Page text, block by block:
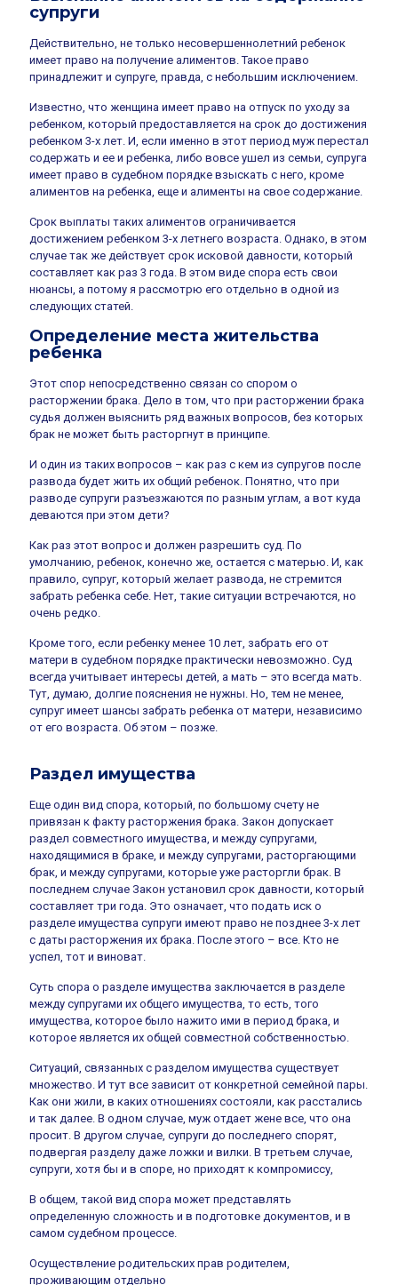
супруги
Действительно, не только несовершеннолетний ребенок
имеет право на получение алиментов. Такое право
принадлежит и супруге, правда, с небольшим исключением.
Известно, что женщина имеет право на отпуск по уходу за
ребенком, который предоставляется на срок до достижения
ребенком 3-х лет. И, если именно в этот период муж перестал
содержать и ее и ребенка, либо вовсе ушел из семьи, супруга
имеет право в судебном порядке взыскать с него, кроме
алиментов на ребенка, еще и алименты на свое содержание.
Срок выплаты таких алиментов ограничивается
достижением ребенком 3-х летнего возраста. Однако, в этом
случае так же действует срок исковой давности, который
составляет как раз 3 года. В этом виде спора есть свои
нюансы, а потому я рассмотрю его отдельно в одной из
следующих статей.
Определение места жительства
ребенка
Этот спор непосредственно связан со спором о
расторжении брака. Дело в том, что при расторжении брака
судья должен выяснить ряд важных вопросов, без которых
брак не может быть расторгнут в принципе.
И один из таких вопросов – как раз с кем из супругов после
развода будет жить их общий ребенок. Понятно, что при
разводе супруги разъезжаются по разным углам, а вот куда
деваются при этом дети?
Как раз этот вопрос и должен разрешить суд. По
умолчанию, ребенок, конечно же, остается с матерью. И, как
правило, супруг, который желает развода, не стремится
забрать ребенка себе. Нет, такие ситуации встречаются, но
очень редко.
Кроме того, если ребенку менее 10 лет, забрать его от
матери в судебном порядке практически невозможно. Суд
всегда учитывает интересы детей, а мать – это всегда мать.
Тут, думаю, долгие пояснения не нужны. Но, тем не менее,
супруг имеет шансы забрать ребенка от матери, независимо
от его возраста. Об этом – позже.
Раздел имущества
Еще один вид спора, который, по большому счету не
привязан к факту расторжения брака. Закон допускает
раздел совместного имущества, и между супругами,
находящимися в браке, и между супругами, расторгающими
брак, и между супругами, которые уже расторгли брак. В
последнем случае Закон установил срок давности, который
составляет три года. Это означает, что подать иск о
разделе имущества супруги имеют право не позднее 3-х лет
с даты расторжения их брака. После этого – все. Кто не
успел, тот и виноват.
Суть спора о разделе имущества заключается в разделе
между супругами их общего имущества, то есть, того
имущества, которое было нажито ими в период брака, и
которое является их общей совместной собственностью.
Ситуаций, связанных с разделом имущества существует
множество. И тут все зависит от конкретной семейной пары.
Как они жили, в каких отношениях состояли, как расстались
и так далее. В одном случае, муж отдает жене все, что она
просит. В другом случае, супруги до последнего спорят,
подвергая разделу даже ложки и вилки. В третьем случае,
супруги, хотя бы и в споре, но приходят к компромиссу,
В общем, такой вид спора может представлять
определенную сложность и в подготовке документов, и в
самом судебном процессе.
Осуществление родительских прав родителем,
проживающим отдельно